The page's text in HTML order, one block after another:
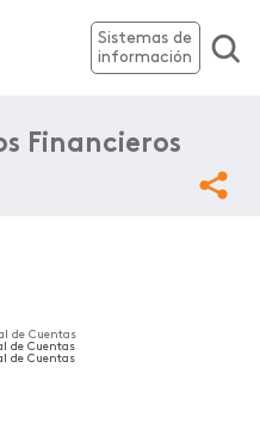
Sistemas de
información
Financieros
de Cuentas
de Cuentas
de Cuentas